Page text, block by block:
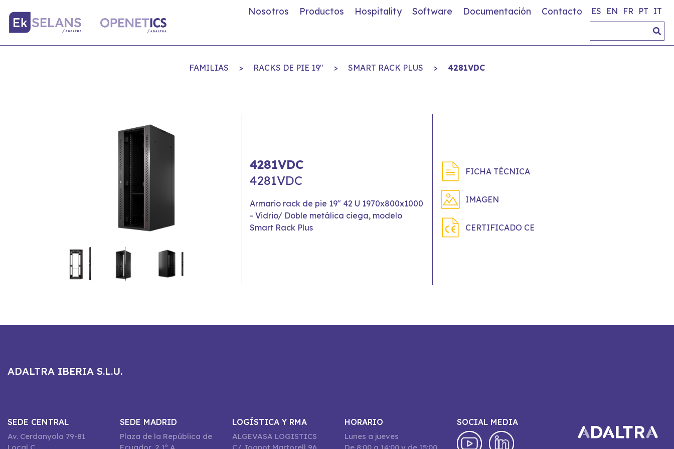
Nosotros Productos Hospitality Software Documentación Contacto ES EN FR PT IT
FAMILIAS > RACKS DE PIE 19" > SMART RACK PLUS > 4281VDC
4281VDC
4281VDC
Armario rack de pie 19" 42 U 1970x800x1000
- Vidrio/ Doble metálica ciega, modelo
Smart Rack Plus
FICHA TÉCNICA
IMAGEN
CERTIFICADO CE
ADALTRA IBERIA S.L.U.
SEDE CENTRAL
Av. Cerdanyola 79-81
SEDE MADRID
Plaza de la República de
LOGÍSTICA Y RMA
ALGEVASA LOGISTICS
HORARIO
Lunes a jueves
SOCIAL MEDIA